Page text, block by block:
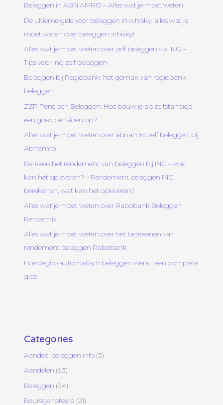
Beleggen in ABN AMRO – Alles wat je moet weten
De ultieme gids voor beleggen in whisky: alles wat je
moet weten over beleggen whisky!
Alles wat je moet weten over zelf beleggen via ING –
Tips voor ing zelf beleggen
Beleggen bij Regiobank: het gemak van regiobank
beleggen
ZZP Pensioen Beleggen: Hoe bouw je als zelfstandige
een goed pensioen op?
Alles wat je moet weten over abnamro zelf beleggen bij
Abnamro
Bereken het rendement van beleggen bij ING – wat
kan het opleveren? – Rendement beleggen ING
berekenen, wat kan het opleveren?
Alles wat je moet weten over Rabobank Beleggen
Rendemix
Alles wat je moet weten over het berekenen van
rendement beleggen Rabobank
Hoe degiro automatisch beleggen werkt: een complete
gids
Categories
Aandeel beleggen info (3)
Aandelen (93)
Beleggen (94)
Beursgenoteerd (21)